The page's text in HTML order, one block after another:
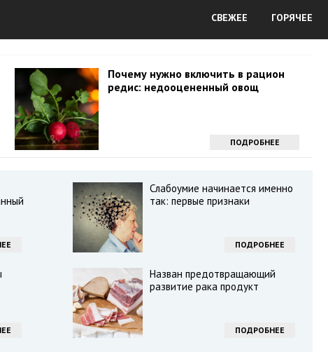
СВЕЖЕЕ ГОРЯЧЕЕ
Почему нужно включить в рацион
редис: недооцененный овощ
ПОДРОБНЕЕ
Слабоумие начинается именно
так: первые признаки
ПОДРОБНЕЕ
Назван предотвращающий
развитие рака продукт
ПОДРОБНЕЕ